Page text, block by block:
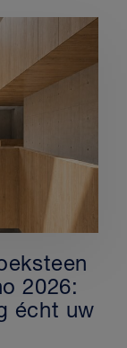
2026:
écht uw